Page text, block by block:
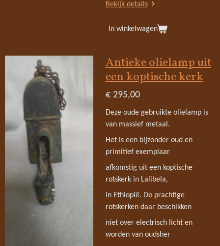
Bekijk details
In winkelwagen
Antieke olielamp uit
een koptische kerk
€ 295,00
Deze oude gebruikte olielamp is
van massief metaal.
Het is een bijzonder oud en
primitief exemplaar
afkomstig uit een koptische
rotskerk in Lalibela,
in Ethiopië. De prachtige
rotskerken daar beschikken
niet over electrisch licht en
worden van oudsher